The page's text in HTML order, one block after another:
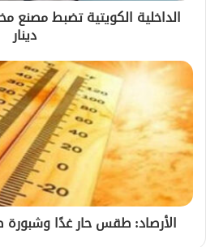
الداخلية الكويتية تضبط مصنع
دينار
الأرصاد: طقس حار غدًا